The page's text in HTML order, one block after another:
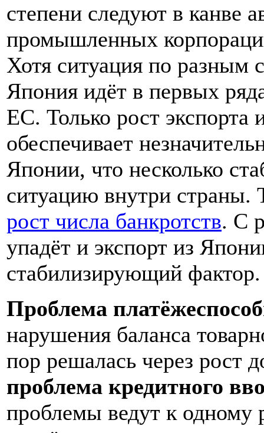
степени следуют в канве
промышленных
Хотя ситуация по разным
Япония идёт в первых
ЕС. Только рост экспорта
обеспечивает
Японии, что несколько
ситуацию внутри страны.
рост числа банкротств. С
упадёт и экспорт из
стабилизирующий фактор.
Проблема
нарушения баланса
пор решалась через рост
проблема кредитного
проблемы ведут к одному